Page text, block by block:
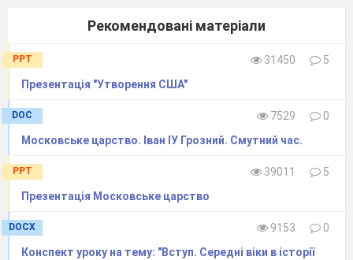
Рекомендовані матеріали
PPT 31450
5
Презентація "Утворення США"
DOC 7529
0
Московське царство. Іван ІУ Грозний. Смутний час.
PPT 39011
5
Презентація Московське царство
DOCX 9153
0
Конспект уроку на тему: "Вступ. Середні віки в історії